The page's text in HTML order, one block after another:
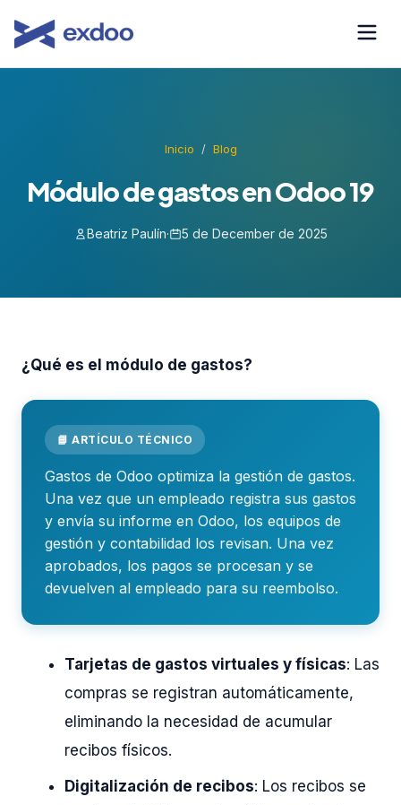
Inicio / Blog
Módulo de gastos en Odoo 19
Beatriz Paulín· 5 de December de 2025
¿Qué es el módulo de gastos?
📘 ARTÍCULO TÉCNICO
Gastos de Odoo optimiza la gestión de gastos.
Una vez que un empleado registra sus gastos
y envía su informe en Odoo, los equipos de
gestión y contabilidad los revisan. Una vez
aprobados, los pagos se procesan y se
devuelven al empleado para su reembolso.
Tarjetas de gastos virtuales y físicas: Las
compras se registran automáticamente,
eliminando la necesidad de acumular
recibos físicos.
Digitalización de recibos: Los recibos se